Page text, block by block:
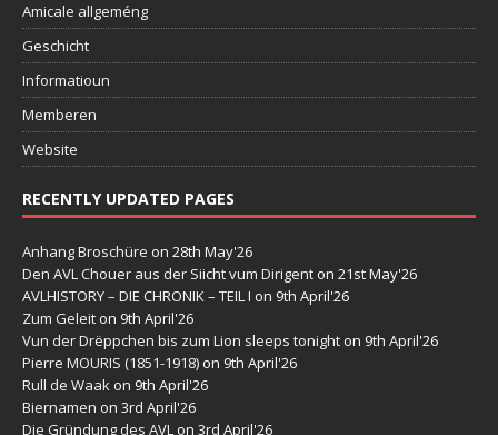
Amicale allgeméng
Geschicht
Informatioun
Memberen
Website
RECENTLY UPDATED PAGES
Anhang Broschüre on 28th May'26
Den AVL Chouer aus der Siicht vum Dirigent on 21st May'26
AVLHISTORY – DIE CHRONIK – TEIL I on 9th April'26
Zum Geleit on 9th April'26
Vun der Drëppchen bis zum Lion sleeps tonight on 9th April'26
Pierre MOURIS (1851-1918) on 9th April'26
Rull de Waak on 9th April'26
Biernamen on 3rd April'26
Die Gründung des AVL on 3rd April'26